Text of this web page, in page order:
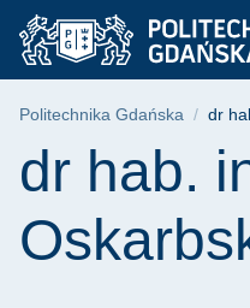
Przejdź
do
menu
Przejdź
do
wyszukiwarki
Przejdź
do
treści
dr hab.
Ścieżka
Politechnika Gdańska dr
Treść
dr hab.